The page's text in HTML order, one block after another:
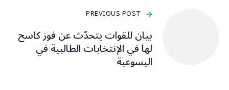
PREVIOUS POST
بيان للقوات يتحدّث عن فوز كاسح
لها في الإنتخابات الطالبية في
اليسوعية